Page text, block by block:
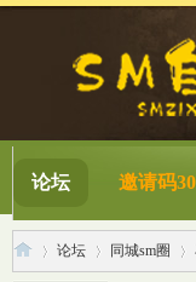
论坛 邀请码
论坛 同城sm圈